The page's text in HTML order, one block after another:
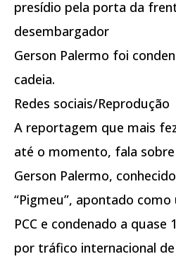
presídio pela porta da
desembargador
Gerson Palermo foi
cadeia.
Redes sociais/Reprodução
A reportagem que mais
até o momento, fala
Gerson Palermo,
“Pigmeu”, apontado
PCC e condenado a quase
por tráfico internacional